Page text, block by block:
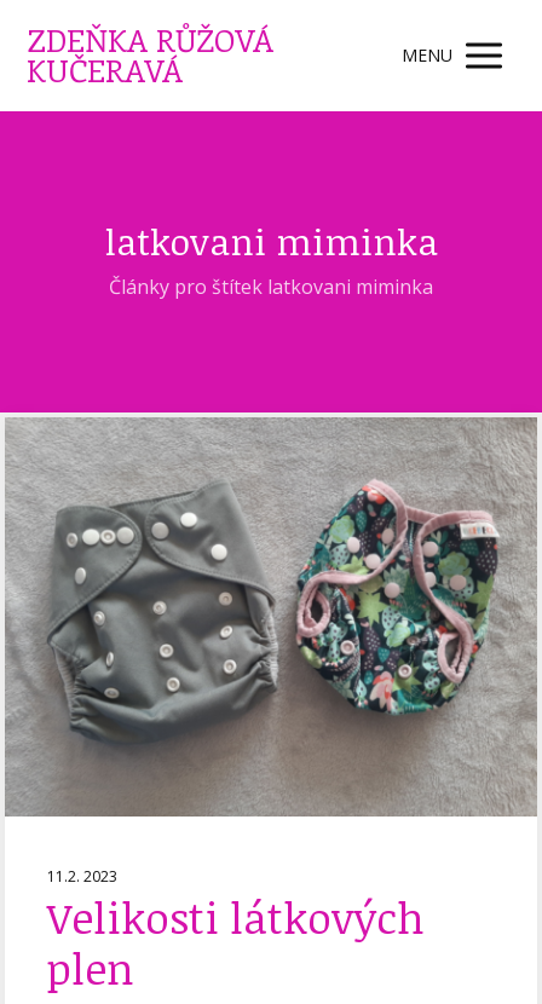
ZDEŇKA RŮŽOVÁ
KUČERAVÁ MENU
latkovani miminka
Články pro štítek latkovani miminka
11.2. 2023
Velikosti látkových
plen